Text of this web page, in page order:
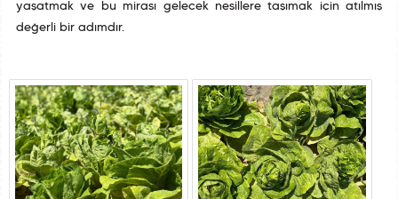
yaşatmak ve bu mirası gelecek nesillere taşımak için atılmış
değerli bir adımdır.